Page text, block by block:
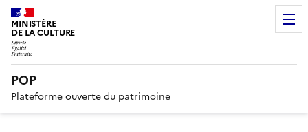
MINISTÈRE
DE LA CULTURE
POP
Plateforme ouverte du patrimoine